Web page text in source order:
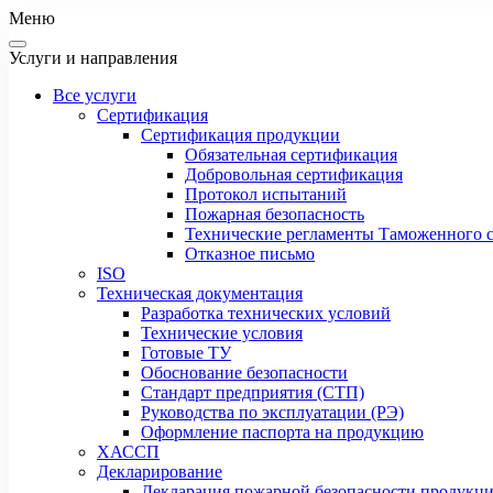
Меню
Услуги и направления
Все услуги
Сертификация
Сертификация продукции
Обязательная сертификация
Добровольная сертификация
Протокол испытаний
Пожарная безопасность
Технические регламенты Таможенного
Отказное письмо
ISO
Техническая документация
Разработка технических условий
Технические условия
Готовые ТУ
Обоснование безопасности
Стандарт предприятия (СТП)
Руководства по эксплуатации (РЭ)
Оформление паспорта на продукцию
ХАССП
Декларирование